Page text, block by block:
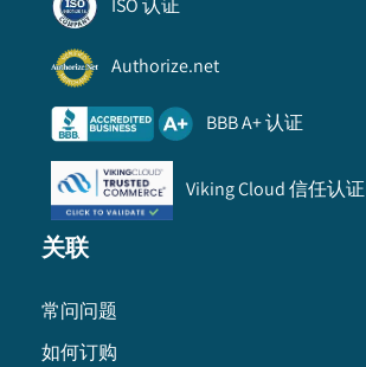
Authorize.net
BBB A+ 认证
Viking Cloud 信任认证
关联
常问问题
如何订购